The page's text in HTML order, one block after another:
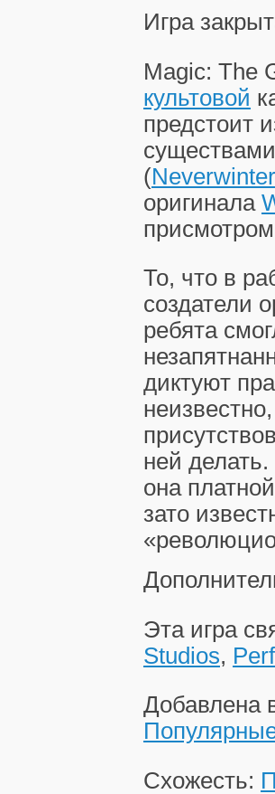
Игра
Magic: The
культовой
предстоит
(Neverwinter
оригинала
присмотром
То, что в
создатели
ребята
диктуют
ней
она
зато
Эта игра
Studios,
Добавлена
Схожесть: